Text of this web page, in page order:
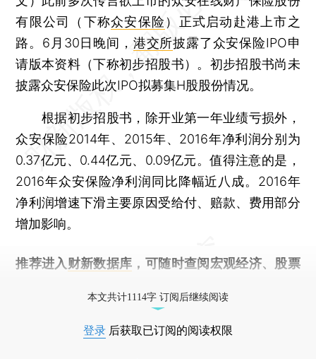
有限公司（下称众安保险 ）正式启动赴港上市之
路。6月30日晚间， 港交所披露了众安保险IPO申
请版本资料（下称初步招股书）。初步招股书尚未
披露众安保险此次IPO拟募集H股股份情况。
根据初步招股书，除开业第一年业绩亏损外，
众安保险2014年、2015年、2016年净利润分别为
0.37亿元、0.44亿元、0.09亿元。值得注意的是，
2016年众安保险净利润同比降幅近八成。2016年
净利润增速下滑主要原因受给付、赔款、费用部分
增加影响。
推荐进入 财新数据库 ，可随时查阅宏观经济、股票
本文共计1114字 订阅后继续阅读
登录 后获取已订阅的阅读权限